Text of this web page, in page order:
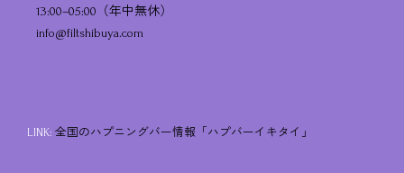
13:00–05:00（年中無休）
info@filtshibuya.com
LINK: 全国のハプニングバー情報「ハプバーイキタイ」